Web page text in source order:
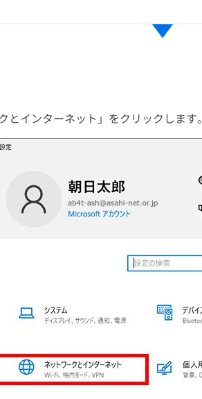
とインターネット」をクリックします。